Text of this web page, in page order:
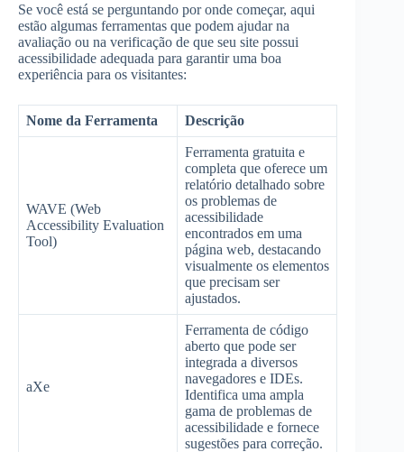
Se você está se perguntando por onde começar, aqui
estão algumas ferramentas que podem ajudar na
avaliação ou na verificação de que seu site possui
acessibilidade adequada para garantir uma boa
experiência para os visitantes:
Nome da Ferramenta Descrição
WAVE (Web
Accessibility Evaluation
Tool)
Ferramenta gratuita e
completa que oferece um
relatório detalhado sobre
os problemas de
acessibilidade
encontrados em uma
página web, destacando
visualmente os elementos
que precisam ser
ajustados.
aXe
Ferramenta de código
aberto que pode ser
integrada a diversos
navegadores e IDEs.
Identifica uma ampla
gama de problemas de
acessibilidade e fornece
sugestões para correção.